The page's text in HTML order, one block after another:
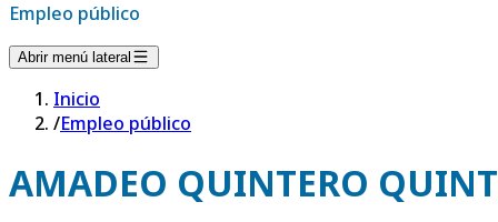
Empleo público
Abrir menú lateral
Inicio
/Empleo público
AMADEO QUINTERO